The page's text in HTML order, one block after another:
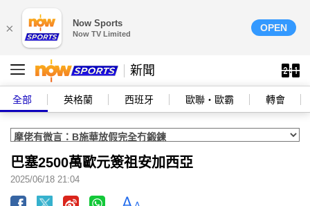
× Now Sports
Now TV Limited
OPEN
新聞
全部 英格蘭 西班牙 歐聯‧歐霸 轉會
巴塞2500萬歐元簽祖安加西亞
2025/06/18 21:04